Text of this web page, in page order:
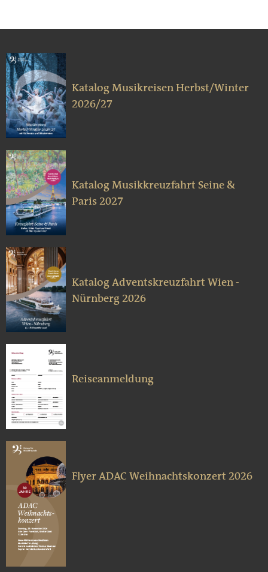
Katalog Musikreisen Herbst/Winter
2026/27
Katalog Musikkreuzfahrt Seine &
Paris 2027
Katalog Adventskreuzfahrt Wien -
Nürnberg 2026
Reiseanmeldung
Flyer ADAC Weihnachtskonzert 2026